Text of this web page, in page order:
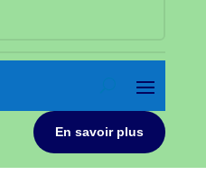
En savoir plus